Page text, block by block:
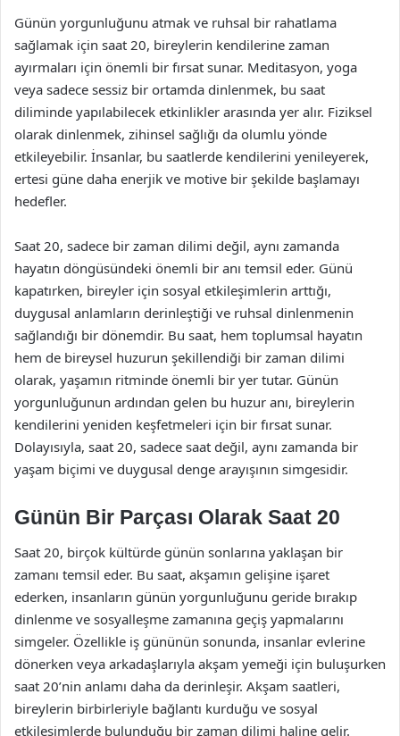
Günün yorgunluğunu atmak ve ruhsal bir rahatlama
sağlamak için saat 20, bireylerin kendilerine zaman
ayırmaları için önemli bir fırsat sunar. Meditasyon, yoga
veya sadece sessiz bir ortamda dinlenmek, bu saat
diliminde yapılabilecek etkinlikler arasında yer alır. Fiziksel
olarak dinlenmek, zihinsel sağlığı da olumlu yönde
etkileyebilir. İnsanlar, bu saatlerde kendilerini yenileyerek,
ertesi güne daha enerjik ve motive bir şekilde başlamayı
hedefler.
Saat 20, sadece bir zaman dilimi değil, aynı zamanda
hayatın döngüsündeki önemli bir anı temsil eder. Günü
kapatırken, bireyler için sosyal etkileşimlerin arttığı,
duygusal anlamların derinleştiği ve ruhsal dinlenmenin
sağlandığı bir dönemdir. Bu saat, hem toplumsal hayatın
hem de bireysel huzurun şekillendiği bir zaman dilimi
olarak, yaşamın ritminde önemli bir yer tutar. Günün
yorgunluğunun ardından gelen bu huzur anı, bireylerin
kendilerini yeniden keşfetmeleri için bir fırsat sunar.
Dolayısıyla, saat 20, sadece saat değil, aynı zamanda bir
yaşam biçimi ve duygusal denge arayışının simgesidir.
Günün Bir Parçası Olarak Saat 20
Saat 20, birçok kültürde günün sonlarına yaklaşan bir
zamanı temsil eder. Bu saat, akşamın gelişine işaret
ederken, insanların günün yorgunluğunu geride bırakıp
dinlenme ve sosyalleşme zamanına geçiş yapmalarını
simgeler. Özellikle iş gününün sonunda, insanlar evlerine
dönerken veya arkadaşlarıyla akşam yemeği için buluşurken
saat 20’nin anlamı daha da derinleşir. Akşam saatleri,
bireylerin birbirleriyle bağlantı kurduğu ve sosyal
etkileşimlerde bulunduğu bir zaman dilimi haline gelir.